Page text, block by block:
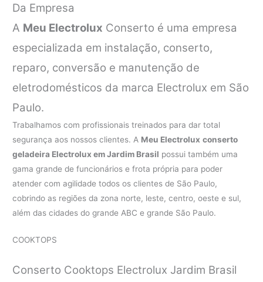
Da Empresa
A Meu Electrolux Conserto é uma empresa
especializada em instalação, conserto,
reparo, conversão e manutenção de
eletrodomésticos da marca Electrolux em São
Paulo.
Trabalhamos com profissionais treinados para dar total
segurança aos nossos clientes. A Meu Electrolux conserto
geladeira Electrolux em Jardim Brasil possui também uma
gama grande de funcionários e frota própria para poder
atender com agilidade todos os clientes de São Paulo,
cobrindo as regiões da zona norte, leste, centro, oeste e sul,
além das cidades do grande ABC e grande São Paulo.
COOKTOPS
Conserto Cooktops Electrolux Jardim Brasil